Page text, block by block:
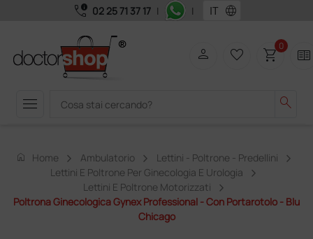
call_quality 02 25 71 37 17 | | language
menu search
person favorite_border shopping_cart0 two_pager
home Home Ambulatorio
Lettini - Poltrone - Predellini
Lettini E Poltrone Per Ginecologia E Urologia
Lettini E Poltrone Motorizzati
Poltrona Ginecologica Gynex Professional - Con Portarotolo - Blu
Chicago